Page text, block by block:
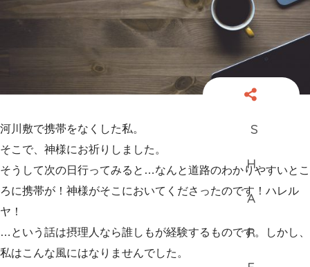
河川敷で携帯をなくした私。
そこで、神様にお祈りしました。
そうして次の日行ってみると…なんと道路のわかりやすいとこ
ろに携帯が！神様がそこにおいてくださったのです！ハレル
ヤ！
…という話は摂理人なら誰しもが経験するものです。しかし、
私はこんな風にはなりませんでした。